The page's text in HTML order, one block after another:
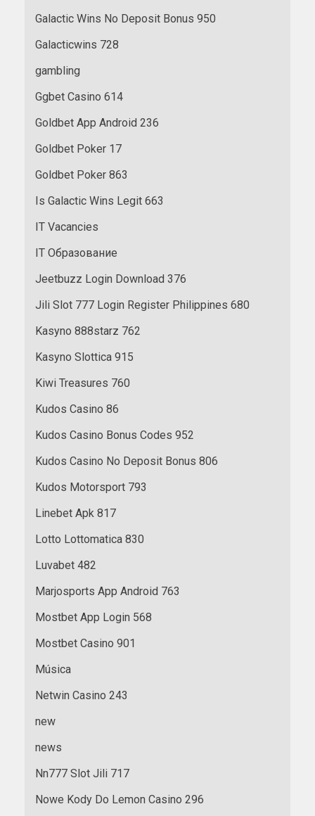
Galactic Wins No Deposit Bonus 950
Galacticwins 728
gambling
Ggbet Casino 614
Goldbet App Android 236
Goldbet Poker 17
Goldbet Poker 863
Is Galactic Wins Legit 663
IT Vacancies
IT Образование
Jeetbuzz Login Download 376
Jili Slot 777 Login Register Philippines 680
Kasyno 888starz 762
Kasyno Slottica 915
Kiwi Treasures 760
Kudos Casino 86
Kudos Casino Bonus Codes 952
Kudos Casino No Deposit Bonus 806
Kudos Motorsport 793
Linebet Apk 817
Lotto Lottomatica 830
Luvabet 482
Marjosports App Android 763
Mostbet App Login 568
Mostbet Casino 901
Música
Netwin Casino 243
new
news
Nn777 Slot Jili 717
Nowe Kody Do Lemon Casino 296